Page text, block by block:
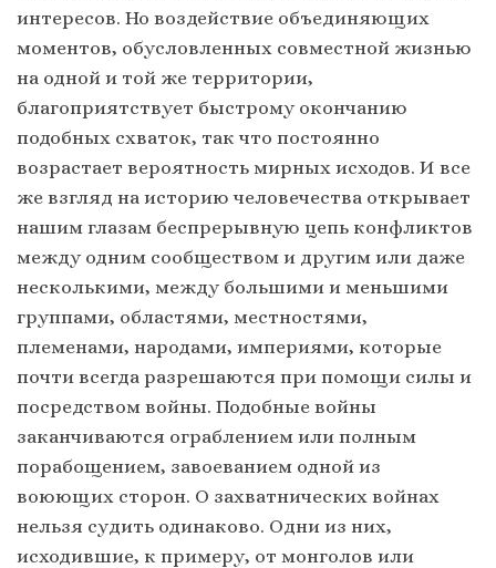
интересов. Но воздействие объединяющих
моментов, обусловленных совместной жизнью
на одной и той же территории,
благоприятствует быстрому окончанию
подобных схваток, так что постоянно
возрастает вероятность мирных исходов. И все
же взгляд на историю человечества открывает
нашим глазам беспрерывную цепь конфликтов
между одним сообществом и другим или даже
несколькими, между большими и меньшими
группами, областями, местностями,
племенами, народами, империями, которые
почти всегда разрешаются при помощи силы и
посредством войны. Подобные войны
заканчиваются ограблением или полным
порабощением, завоеванием одной из
воюющих сторон. О захватнических войнах
нельзя судить одинаково. Одни из них,
исходившие, к примеру, от монголов или